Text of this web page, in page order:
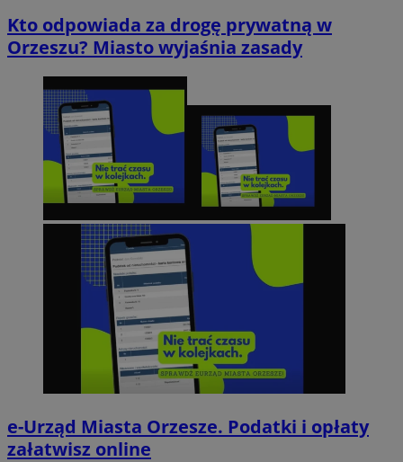
Kto odpowiada za drogę prywatną w
Orzeszu? Miasto wyjaśnia zasady
e-Urząd Miasta Orzesze. Podatki i opłaty
załatwisz online